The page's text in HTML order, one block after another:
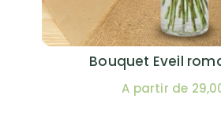
Bouquet Eveil
A partir de